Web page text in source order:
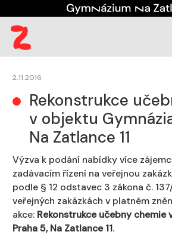
Úřední deska Veřejné zakázky
2.11.2016
Rekonstrukce
v objektu
Na Zatlance 11
Výzva k podání nabídky více
zadávacím řízení na veřejnou
podle § 12 odstavec 3 zákona č.
veřejných zakázkách v platném
akce: Rekonstrukce učebny chemie
Praha 5, Na Zatlance 11.